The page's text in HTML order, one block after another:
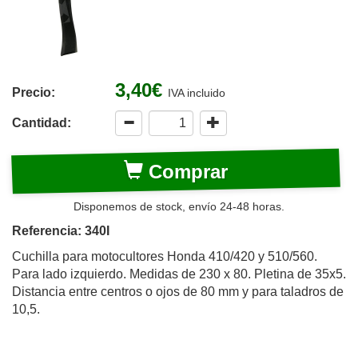
Precio: 3,40€ IVA incluido
Cantidad:
Comprar
Disponemos de stock, envío 24-48 horas.
Referencia: 340I
Cuchilla para motocultores Honda 410/420 y 510/560.
Para lado izquierdo. Medidas de 230 x 80. Pletina de 35x5.
Distancia entre centros o ojos de 80 mm y para taladros de
10,5.